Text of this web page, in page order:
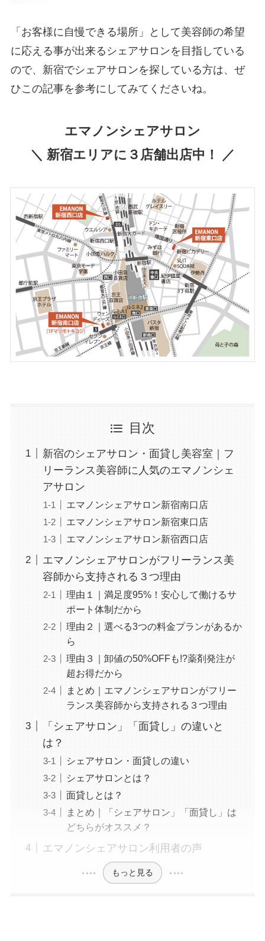
「お客様に自慢できる場所」として美容師の希望
に応える事が出来るシェアサロンを目指している
ので、新宿でシェアサロンを探している方は、ぜ
ひこの記事を参考にしてみてくださいね。
エマノンシェアサロン
＼ 新宿エリアに３店舗出店中！ ／
目次
新宿のシェアサロン・面貸し美容室｜フ
リーランス美容師に人気のエマノンシェ
アサロン
エマノンシェアサロン新宿南口店
エマノンシェアサロン新宿東口店
エマノンシェアサロン新宿西口店
エマノンシェアサロンがフリーランス美
容師から支持される３つ理由
理由１｜満足度95%！安心して働けるサ
ポート体制だから
理由２｜選べる3つの料金プランがあるか
ら
理由３｜卸値の50%OFFも!?薬剤発注が
超お得だから
まとめ｜エマノンシェアサロンがフリー
ランス美容師から支持される３つ理由
「シェアサロン」「面貸し」の違いと
は？
シェアサロン・面貸しの違い
シェアサロンとは？
面貸しとは？
まとめ｜「シェアサロン」「面貸し」は
どちらがオススメ？
エマノンシェアサロン利用者の声
もっと見る